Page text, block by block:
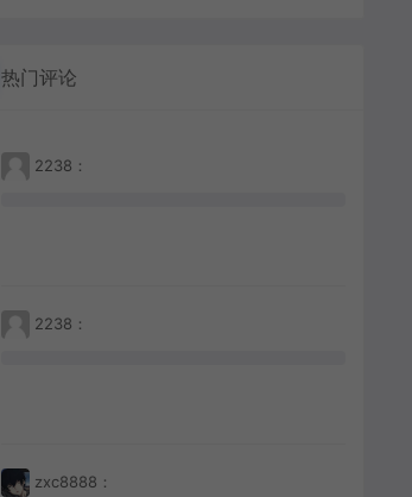
热门评论
2238：
2238：
zxc8888：